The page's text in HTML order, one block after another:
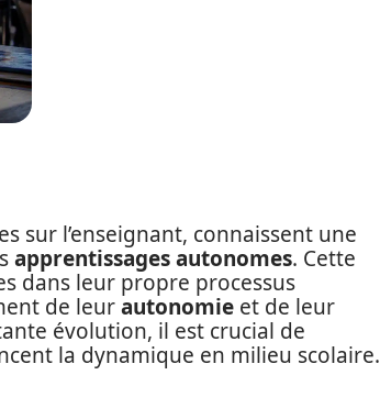
sur l’enseignant, connaissent une
apprentissages autonomes. Cette
dans leur propre processus
de leurautonomie et de leur
évolution, il est crucial de
la dynamique en milieu scolaire.